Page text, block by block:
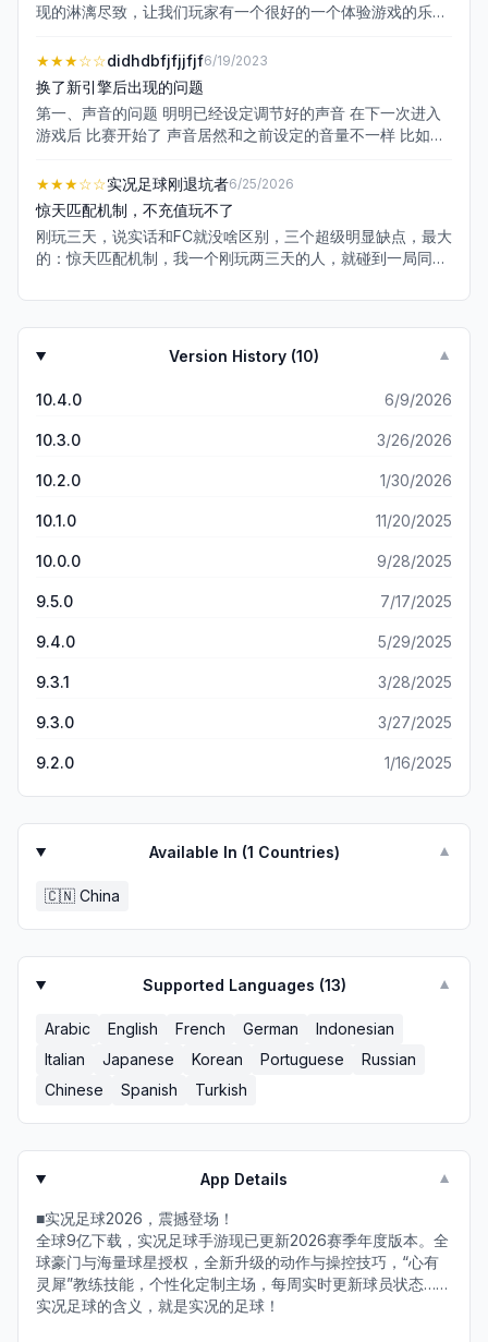
现的淋漓尽致，让我们玩家有一个很好的一个体验游戏的乐
球真的是一个较全面的足球体育竞技类游戏。但我有一点建
议，在实况足球国服端游中，有一个名为“一球成名”的模式，
这个模式也是在端游大受欢迎，也是一个不错的模式，但我本
人有一个建议，就是为何不把一球成名模式也编辑进实况足球
手游里呢？如果把“一球成名”搬进手游，我觉得这是一个实况
球成名的模式，所以希望官方能够重视一下这个问题，祝实况
足球做的越来越好。希望官方可以抽出时间回复我的建议！
★★★☆☆didhdbfjfjjfjf6/19/2023
换了新引擎后出现的问题
第一、声音的问题 明明已经设定调节好的声音 在下一次进入
游戏后 比赛开始了 声音居然和之前设定的音量不一样 比如观
中重新调声音才行 这里面还包括已经下载并设定好的普通话解
说也是 明明已经设定普通话 但是进入对局就是没有 必须在对
局中重新调一下解说的声音才能听到 不然就全是英文 很麻烦
啊 这是bug吧？ 第二、球员切换系统没有换新引擎之前好用
切换很呆板 就是切不到该切的队员 明明提示给了那个人 但是
抢断 心里有创伤要原地自我安慰一会啊 真服了 还有那个铲球
按钮 全场百分之九十就是个摆设 手狂按铲球 手机都快按碎了
跑 咋了 你还觉得不是铲断时机 不允许我铲断啊 能不能好好看
么踢 非得踢在线吗 希望官方看到能重视一下 换新引擎 我们也
您
★★★☆☆实况足球刚退坑者6/25/2026
惊天匹配机制，不充值玩不了
刚玩三天，说实话和FC就没啥区别，三个超级明显缺点，最大
的：惊天匹配机制，我一个刚玩两三天的人，就碰到一局同技
三千起步的，官方啊，我可刚玩三天不到，我最好的就一个88
二个缺点：不充钱玩不了。我刚入坑三天不到对面全是105的
大佬，这肯定不是贵，因为大家都这样，但是这就说明了不充
逆天匹配机制和顶级碎钞机游戏 第三个缺点：一点兴趣没有。
天天打天梯塞，然后还天天被吊打，你让我怎么玩，好不容易
充了个几十，结果还不如不充值，也就是能多碰会球，一把好
的话3:1（我1）。不好的话5:0（我0）也劝新手们赶紧退坑
配机制都算好的了。简单说下那俩优点。1、裁判较为好。FC
较为及时，这点确实不得不承认比别的游戏好。然后其他的在
被吊打
Version History (10) ▼
10.4.0 6/9/2026
10.3.0 3/26/2026
10.2.0 1/30/2026
10.1.0 11/20/2025
10.0.0 9/28/2025
9.5.0 7/17/2025
9.4.0 5/29/2025
9.3.1 3/28/2025
9.3.0 3/27/2025
9.2.0 1/16/2025
Available In (1 Countries) ▼
🇨🇳 China
Supported Languages (13) ▼
Arabic English French German
Indonesian
Italian
Japanese Korean Portuguese
Russian
Chinese
Spanish Turkish
App Details ▼
■实况足球2026，震撼登场！
全球9亿下载，实况足球手游现已更新2026赛季年度版本。全
球豪门与海量球星授权，全新升级的动作与操控技巧，“心有
灵犀”教练技能，个性化定制主场，每周实时更新球员状态……
实况足球的含义，就是实况的足球！